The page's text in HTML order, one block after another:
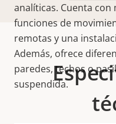
analíticas. Cuenta
funciones de
remotas y una
Además, ofrece
paredes, techos o
suspendida.